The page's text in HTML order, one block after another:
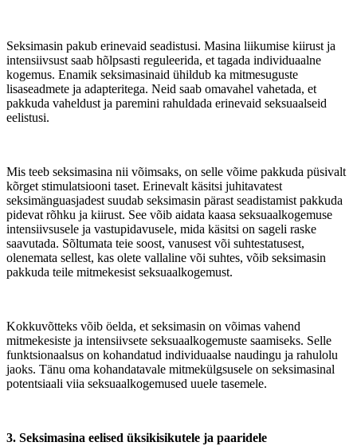
Seksimasin pakub erinevaid seadistusi. Masina liikumise kiirust ja
intensiivsust saab hõlpsasti reguleerida, et tagada individuaalne
kogemus. Enamik seksimasinaid ühildub ka mitmesuguste
lisaseadmete ja adapteritega. Neid saab omavahel vahetada, et
pakkuda vaheldust ja paremini rahuldada erinevaid seksuaalseid
eelistusi.
Mis teeb seksimasina nii võimsaks, on selle võime pakkuda püsivalt
kõrget stimulatsiooni taset. Erinevalt käsitsi juhitavatest
seksimänguasjadest suudab seksimasin pärast seadistamist pakkuda
pidevat rõhku ja kiirust. See võib aidata kaasa seksuaalkogemuse
intensiivsusele ja vastupidavusele, mida käsitsi on sageli raske
saavutada. Sõltumata teie soost, vanusest või suhtestatusest,
olenemata sellest, kas olete vallaline või suhtes, võib seksimasin
pakkuda teile mitmekesist seksuaalkogemust.
Kokkuvõtteks võib öelda, et seksimasin on võimas vahend
mitmekesiste ja intensiivsete seksuaalkogemuste saamiseks. Selle
funktsionaalsus on kohandatud individuaalse naudingu ja rahulolu
jaoks. Tänu oma kohandatavale mitmekülgsusele on seksimasinal
potentsiaali viia seksuaalkogemused uuele tasemele.
3. Seksimasina eelised üksikisikutele ja paaridele